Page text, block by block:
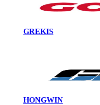
GREKIS
HONGWIN